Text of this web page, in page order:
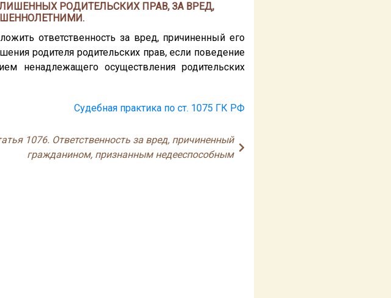
ЛИШЕННЫХ РОДИТЕЛЬСКИХ ПРАВ, ЗА ВРЕД,
ответственность за вред, причиненный его
родителя родительских прав, если поведение
ненадлежащего осуществления родительских
Судебная практика по ст. 1075 ГК РФ
1076. Ответственность за вред, причиненный
гражданином, признанным недееспособным